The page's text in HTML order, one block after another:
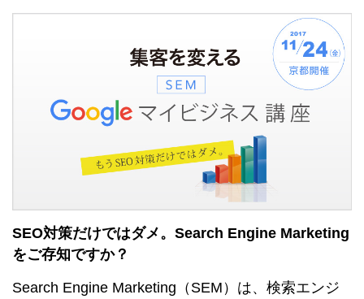
SEO対策だけではダメ。Search Engine Marketing
をご存知ですか？
Search Engine Marketing（SEM）は、検索エンジ